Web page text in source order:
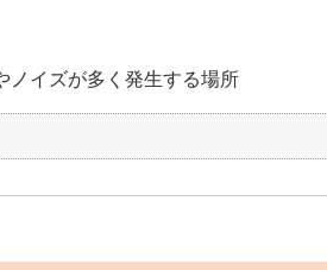
イズが多く発生する場所